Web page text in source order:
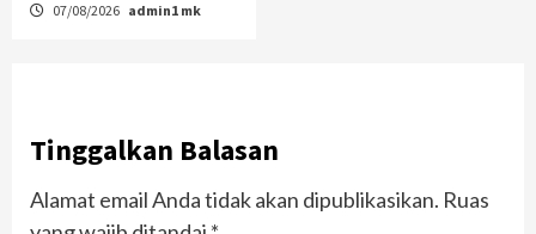
07/08/2026 admin1 mk
Tinggalkan Balasan
Alamat email Anda tidak akan dipublikasikan. Ruas